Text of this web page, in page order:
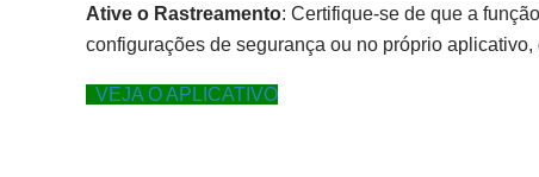
Ative o Rastreamento: Certifique-se de que a
configurações de segurança ou no próprio
VEJA O APLICATIVO